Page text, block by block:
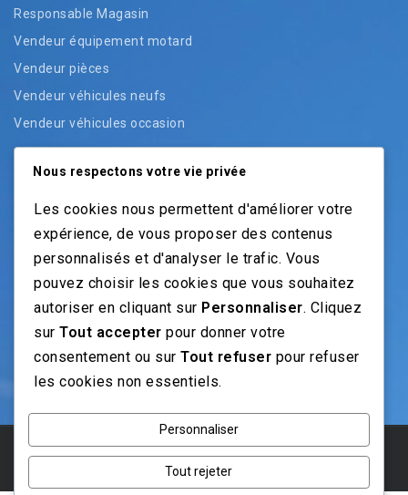
Responsable Magasin
Vendeur équipement motard
Vendeur pièces
Vendeur véhicules neufs
Vendeur véhicules occasion
Recrutement moto: Le guide pour recruteurs
Recrutement mécanicien moto
Fiches Métiers Moto
NOS RÉSEAUX
© 2025 Emploi Moto . Concu avec
Nous respectons votre vie privée
Les cookies nous permettent d'améliorer votre
expérience, de vous proposer des contenus
personnalisés et d'analyser le trafic. Vous
pouvez choisir les cookies que vous souhaitez
autoriser en cliquant sur Personnaliser. Cliquez
sur Tout accepter pour donner votre
consentement ou sur Tout refuser pour refuser
les cookies non essentiels.
Personnaliser
Tout rejeter